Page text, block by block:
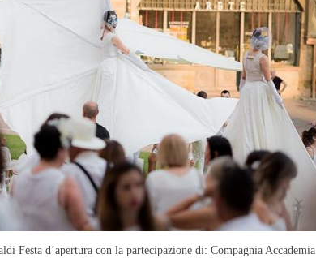
Festa d’apertura con la partecipazione di: Compagnia Accademia